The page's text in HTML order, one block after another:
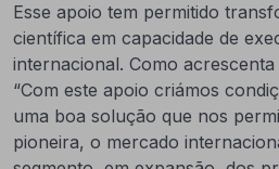
Esse apoio tem permitido
científica em capacidade de
internacional. Como
“Com este apoio criámos
uma boa solução que nos
pioneira, o mercado